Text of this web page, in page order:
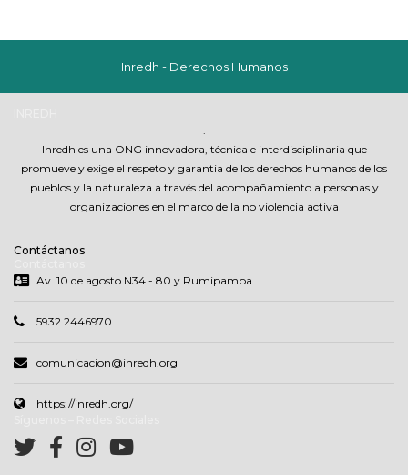
Inredh - Derechos Humanos
.
Inredh es una ONG innovadora, técnica e interdisciplinaria que
promueve y exige el respeto y garantia de los derechos humanos de los
pueblos y la naturaleza a través del acompañamiento a personas y
organizaciones en el marco de la no violencia activa
Contáctanos
Av. 10 de agosto N34 - 80 y Rumipamba
5932 2446970
comunicacion@inredh.org
https://inredh.org/